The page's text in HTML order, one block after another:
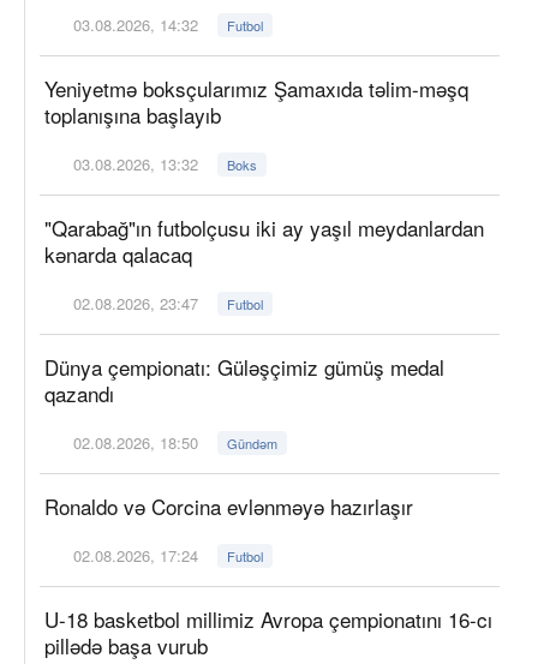
03.08.2026, 14:32 Futbol
Yeniyetmə boksçularımız Şamaxıda təlim-məşq
toplanışına başlayıb
03.08.2026, 13:32 Boks
"Qarabağ"ın futbolçusu iki ay yaşıl meydanlardan
kənarda qalacaq
02.08.2026, 23:47 Futbol
Dünya çempionatı: Güləşçimiz gümüş medal
qazandı
02.08.2026, 18:50 Gündəm
Ronaldo və Corcina evlənməyə hazırlaşır
02.08.2026, 17:24 Futbol
U-18 basketbol millimiz Avropa çempionatını 16-cı
pillədə başa vurub